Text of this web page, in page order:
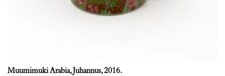
Muumimuki Arabia, Juhannus, 2016.